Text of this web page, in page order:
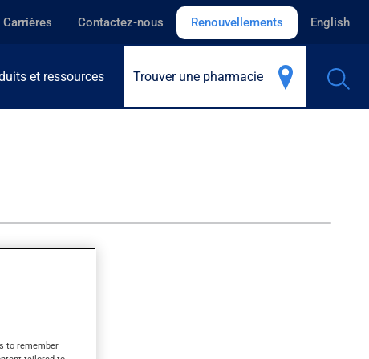
Carrières Contactez-nous Renouvellements English
et ressources Trouver une pharmacie
to remember